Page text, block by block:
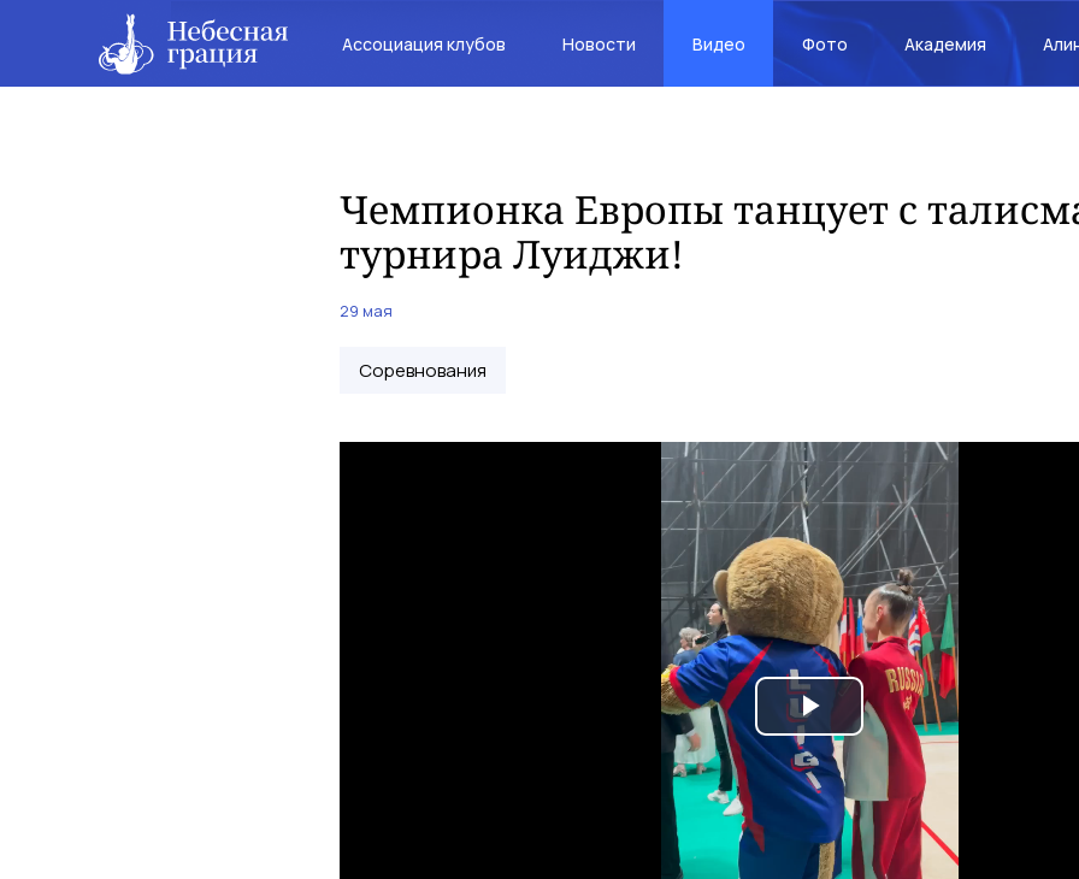
Ассоциация клубов Новости Видео Фото Академия
Чемпионка Европы танцует с
турнира Луиджи!
29 мая
Соревнования
Play
Video